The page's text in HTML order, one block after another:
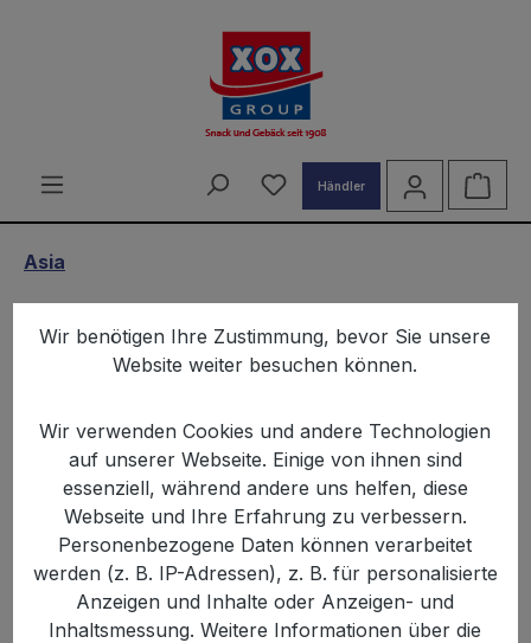
Du hast 0 Produkte auf
Händler
Asia
Bildergalerie überspringen
Wir benötigen Ihre Zustimmung, bevor Sie unsere
Website weiter besuchen können.
Wir verwenden Cookies und andere Technologien
auf unserer Webseite. Einige von ihnen sind
essenziell, während andere uns helfen, diese
Webseite und Ihre Erfahrung zu verbessern.
Personenbezogene Daten können verarbeitet
werden (z. B. IP-Adressen), z. B. für personalisierte
Anzeigen und Inhalte oder Anzeigen- und
Inhaltsmessung. Weitere Informationen über die